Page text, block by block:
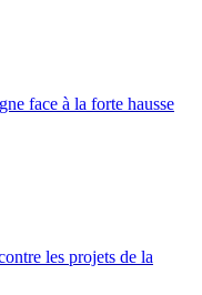
face à la forte hausse
les projets de la